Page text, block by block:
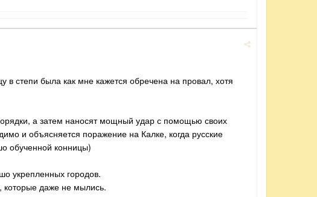
в степи была как мне кажется обречена на провал, хотя
а затем наносят мощный удар с помощью своих
и объясняется поражение на Калке, когда русские
обученной конницы)
укрепленных городов.
которые даже не мылись.